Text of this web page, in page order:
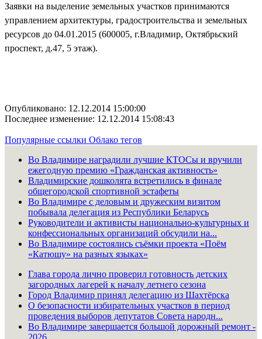
Заявки на выделение земельных участков принимаются
управлением архитектуры, градостроительства и земельных
ресурсов до 04.01.2015 (600005, г.Владимир, Октябрьский
проспект, д.47, 5 этаж).
Опубликовано: 12.12.2014 15:00:00
Последнее изменение: 12.12.2014 15:08:43
Популярные ссылки Облако тегов
Во Владимире наградили лучшие КТОСы и вручили
ежегодную премию «Гражданская активность»
Владимирские дошколята встретились в финале
общегородской спортивной эстафеты
Во Владимире с деловым и дружеским визитом
побывала делегация из Республики Беларусь
Руководители и активисты национально-культурных и
конфессиональных организаций обсудили на...
Во Владимире состоялись съёмки проекта «Поём
«Катюшу» на разных языках»
Глава города лично проверил готовность детских
загородных лагерей к началу летнего сезона
Город Владимир принял делегацию из Шахтёрска
О безопасности избирательных участков в период
проведения выборов депутатов Совета народн...
Во Владимире завершается большой дорожный ремонт -
2026